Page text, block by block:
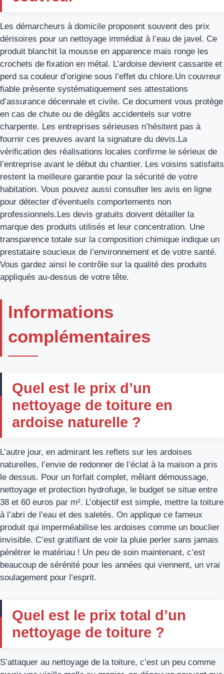
Les démarcheurs à domicile proposent souvent des prix
dérisoires pour un nettoyage immédiat à l’eau de javel. Ce
produit blanchit la mousse en apparence mais ronge les
crochets de fixation en métal. L’ardoise devient cassante et
perd sa couleur d’origine sous l’effet du chlore.Un couvreur
fiable présente systématiquement ses attestations
d’assurance décennale et civile. Ce document vous protège
en cas de chute ou de dégâts accidentels sur votre
charpente. Les entreprises sérieuses n’hésitent pas à
fournir ces preuves avant la signature du devis.La
vérification des réalisations locales confirme le sérieux de
l’entreprise avant le début du chantier. Les voisins satisfaits
restent la meilleure garantie pour la sécurité de votre
habitation. Vous pouvez aussi consulter les avis en ligne
pour détecter d’éventuels comportements non
professionnels.Les devis gratuits doivent détailler la
marque des produits utilisés et leur concentration. Une
transparence totale sur la composition chimique indique un
prestataire soucieux de l’environnement et de votre santé.
Vous gardez ainsi le contrôle sur la qualité des produits
appliqués au-dessus de votre tête.
Informations
complémentaires
Quel est le prix d’un
nettoyage de toiture en
ardoise naturelle ?
L’autre jour, en admirant les reflets sur les ardoises
naturelles, l’envie de redonner de l’éclat à la maison a pris
le dessus. Pour un forfait complet, mêlant démoussage,
nettoyage et protection hydrofuge, le budget se situe entre
38 et 60 euros par m². L’objectif est simple, mettre la toiture
à l’abri de l’eau et des saletés. On applique ce fameux
produit qui imperméabilise les ardoises comme un bouclier
invisible. C’est gratifiant de voir la pluie perler sans jamais
pénétrer le matériau ! Un peu de soin maintenant, c’est
beaucoup de sérénité pour les années qui viennent, un vrai
soulagement pour l’esprit.
Quel est le prix total d’un
nettoyage de toiture ?
S’attaquer au nettoyage de la toiture, c’est un peu comme